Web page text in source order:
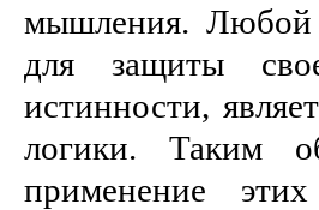
мышления. Любой
для защиты
истинности,
логики. Таким
применение